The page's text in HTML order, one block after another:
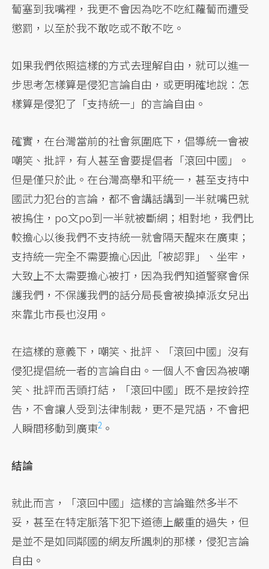
蔔塞到我嘴裡，我更不會因為吃不吃紅蘿蔔而遭受
懲罰，以至於我不敢吃或不敢不吃。
如果我們依照這樣的方式去理解自由，就可以進一
步思考怎樣算是侵犯言論自由，或更明確地說：怎
樣算是侵犯了「支持統一」的言論自由。
確實，在台灣當前的社會氛圍底下，倡導統一會被
嘲笑、批評，有人甚至會要提倡者「滾回中國」。
但是僅只於此。在台灣高舉和平統一，甚至支持中
國武力犯台的言論，都不會講話講到一半就嘴巴就
被摀住，po文po到一半就被斷網；相對地，我們比
較擔心以後我們不支持統一就會隔天醒來在廣東；
支持統一完全不需要擔心因此「被認罪」、坐牢，
大致上不太需要擔心被打，因為我們知道警察會保
護我們，不保護我們的話分局長會被換掉派女兒出
來靠北市長也沒用。
在這樣的意義下，嘲笑、批評、「滾回中國」沒有
侵犯提倡統一者的言論自由。一個人不會因為被嘲
笑、批評而舌頭打結，「滾回中國」既不是按鈴控
告，不會讓人受到法律制裁，更不是咒語，不會把
人瞬間移動到廣東2 。
結論
就此而言，「滾回中國」這樣的言論雖然多半不
妥，甚至在特定脈落下犯下道德上嚴重的過失，但
是並不是如同鄰國的網友所諷刺的那樣，侵犯言論
自由。